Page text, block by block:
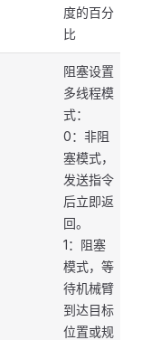
度的百分
比
阻塞设置
多线程模
式：
0：非阻
塞模式，
发送指令
后立即返
回。
1：阻塞
模式，等
待机械臂
到达目标
位置或规